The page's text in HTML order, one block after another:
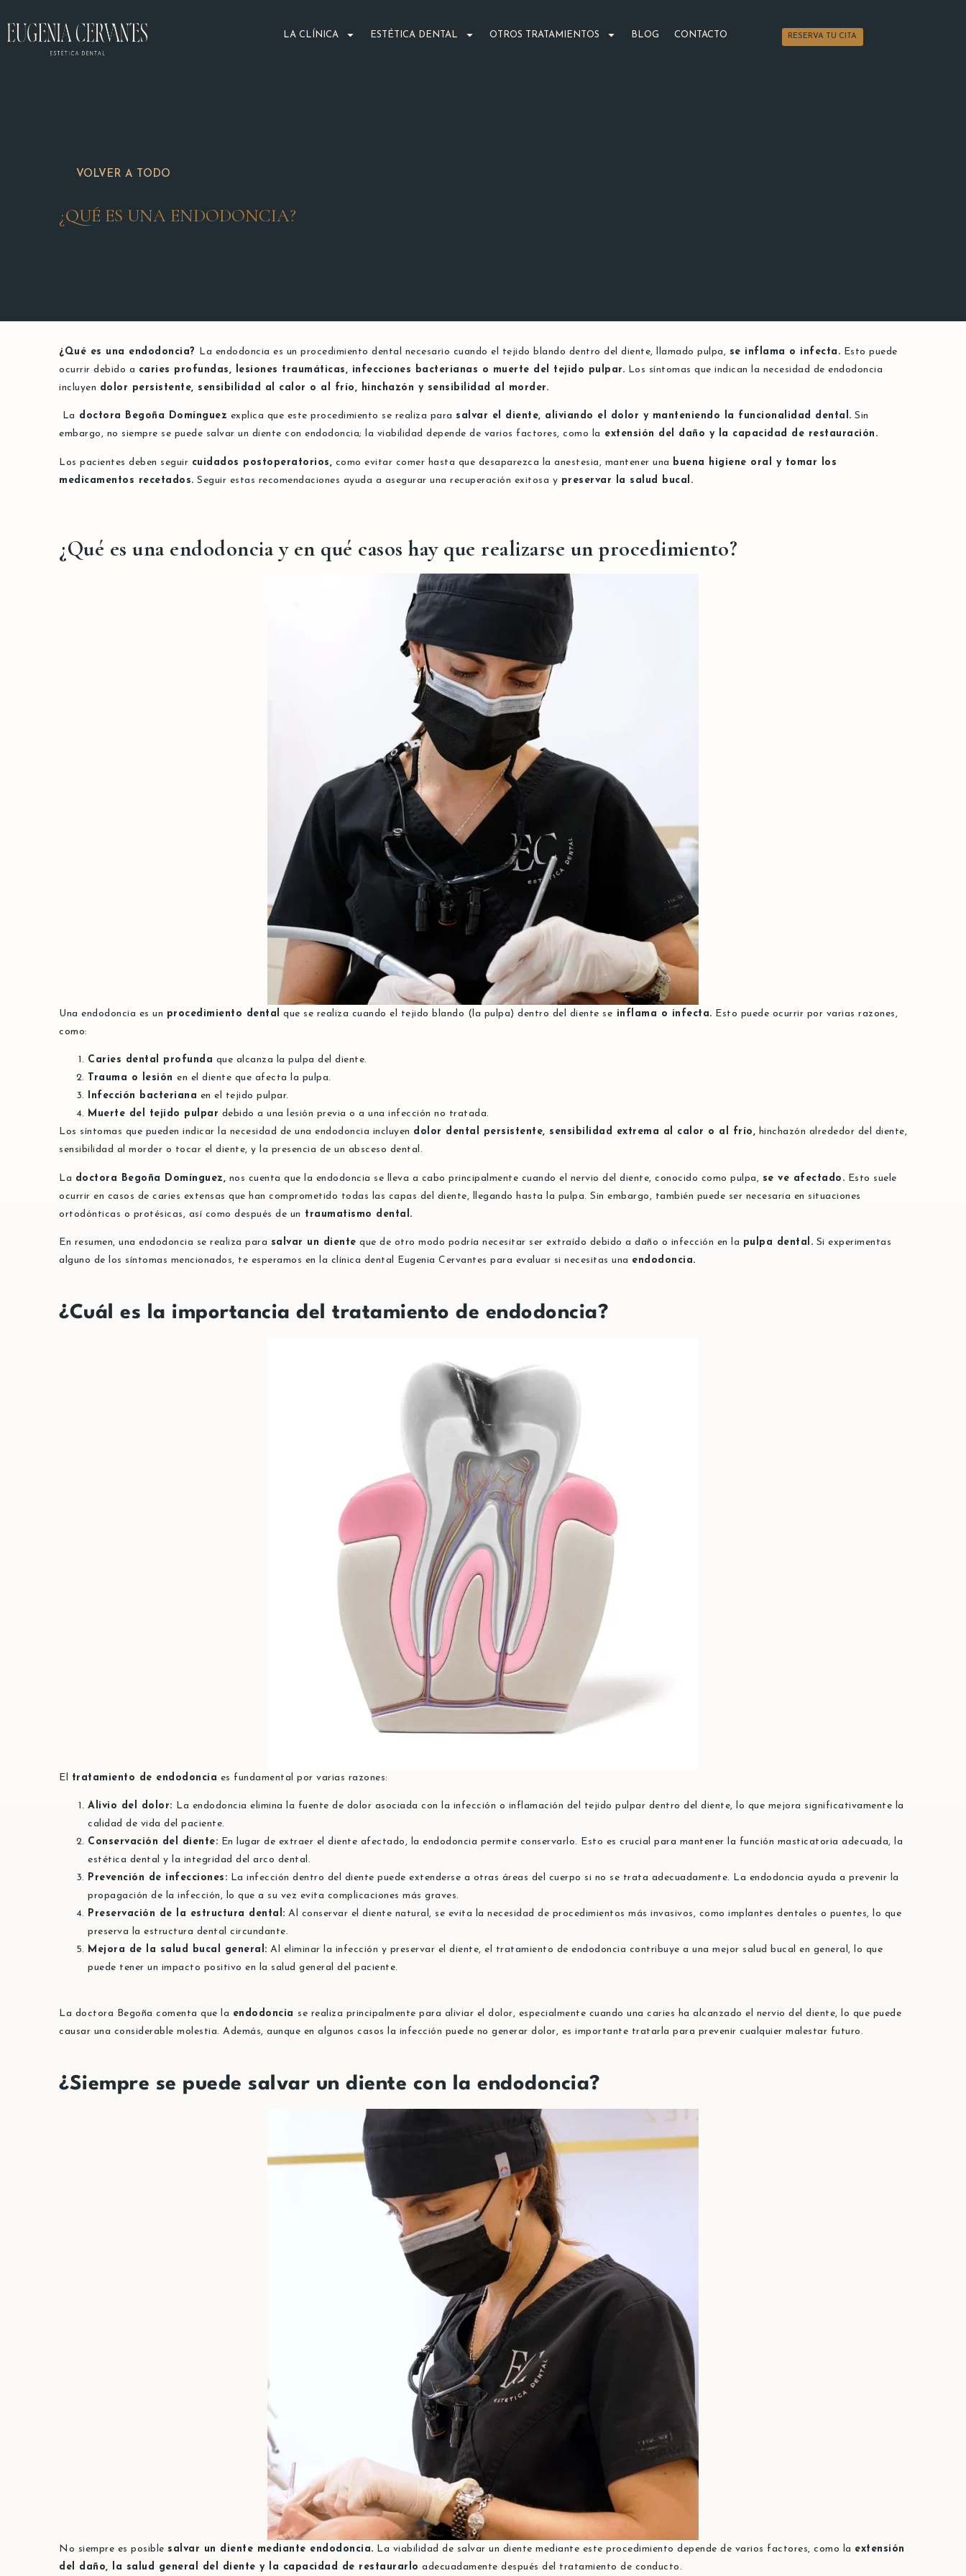
LA CLÍNICA ESTÉTICA DENTAL OTROS TRATAMIENTOS BLOG CONTACTO RESERVA TU CITA
VOLVER A TODO
¿QUÉ ES UNA ENDODONCIA?
¿Qué es una endodoncia? La endodoncia es un procedimiento dental necesario cuando el tejido blando dentro del diente, llamado pulpa, se inflama o infecta. Esto puede
ocurrir debido a caries profundas, lesiones traumáticas, infecciones bacterianas o muerte del tejido pulpar. Los síntomas que indican la necesidad de endodoncia
incluyen dolor persistente, sensibilidad al calor o al frío, hinchazón y sensibilidad al morder.
La doctora Begoña Domínguez explica que este procedimiento se realiza para salvar el diente, aliviando el dolor y manteniendo la funcionalidad dental. Sin
embargo, no siempre se puede salvar un diente con endodoncia; la viabilidad depende de varios factores, como la extensión del daño y la capacidad de restauración.
Los pacientes deben seguir cuidados postoperatorios, como evitar comer hasta que desaparezca la anestesia, mantener una buena higiene oral y tomar los
medicamentos recetados. Seguir estas recomendaciones ayuda a asegurar una recuperación exitosa y preservar la salud bucal.
¿Qué es una endodoncia y en qué casos hay que realizarse un procedimiento?
Una endodoncia es un procedimiento dental que se realiza cuando el tejido blando (la pulpa) dentro del diente se inflama o infecta. Esto puede ocurrir por varias razones,
como:
Caries dental profunda que alcanza la pulpa del diente.
Trauma o lesión en el diente que afecta la pulpa.
Infección bacteriana en el tejido pulpar.
Muerte del tejido pulpar debido a una lesión previa o a una infección no tratada.
Los síntomas que pueden indicar la necesidad de una endodoncia incluyen dolor dental persistente, sensibilidad extrema al calor o al frío, hinchazón alrededor del diente,
sensibilidad al morder o tocar el diente, y la presencia de un absceso dental.
La doctora Begoña Domínguez, nos cuenta que la endodoncia se lleva a cabo principalmente cuando el nervio del diente, conocido como pulpa, se ve afectado. Esto suele
ocurrir en casos de caries extensas que han comprometido todas las capas del diente, llegando hasta la pulpa. Sin embargo, también puede ser necesaria en situaciones
ortodónticas o protésicas, así como después de un traumatismo dental.
En resumen, una endodoncia se realiza para salvar un diente que de otro modo podría necesitar ser extraído debido a daño o infección en la pulpa dental. Si experimentas
alguno de los síntomas mencionados, te esperamos en la clínica dental Eugenia Cervantes para evaluar si necesitas una endodoncia.
¿Cuál es la importancia del tratamiento de endodoncia?
El tratamiento de endodoncia es fundamental por varias razones:
Alivio del dolor: La endodoncia elimina la fuente de dolor asociada con la infección o inflamación del tejido pulpar dentro del diente, lo que mejora significativamente la
calidad de vida del paciente.
Conservación del diente: En lugar de extraer el diente afectado, la endodoncia permite conservarlo. Esto es crucial para mantener la función masticatoria adecuada, la
estética dental y la integridad del arco dental.
Prevención de infecciones: La infección dentro del diente puede extenderse a otras áreas del cuerpo si no se trata adecuadamente. La endodoncia ayuda a prevenir la
propagación de la infección, lo que a su vez evita complicaciones más graves.
Preservación de la estructura dental: Al conservar el diente natural, se evita la necesidad de procedimientos más invasivos, como implantes dentales o puentes, lo que
preserva la estructura dental circundante.
Mejora de la salud bucal general: Al eliminar la infección y preservar el diente, el tratamiento de endodoncia contribuye a una mejor salud bucal en general, lo que
puede tener un impacto positivo en la salud general del paciente.
La doctora Begoña comenta que la endodoncia se realiza principalmente para aliviar el dolor, especialmente cuando una caries ha alcanzado el nervio del diente, lo que puede
causar una considerable molestia. Además, aunque en algunos casos la infección puede no generar dolor, es importante tratarla para prevenir cualquier malestar futuro.
¿Siempre se puede salvar un diente con la endodoncia?
No siempre es posible salvar un diente mediante endodoncia. La viabilidad de salvar un diente mediante este procedimiento depende de varios factores, como la extensión
del daño, la salud general del diente y la capacidad de restaurarlo adecuadamente después del tratamiento de conducto.